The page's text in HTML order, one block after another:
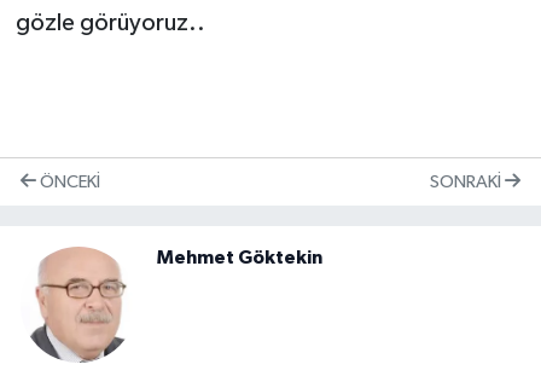
gözle görüyoruz..
ÖNCEKI SONRAKI
Mehmet Göktekin